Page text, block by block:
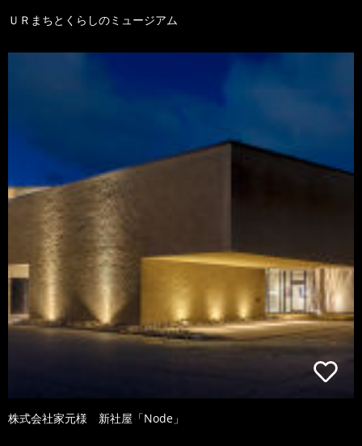
ＵＲまちとくらしのミュージアム
株式会社家元様 新社屋「Node」